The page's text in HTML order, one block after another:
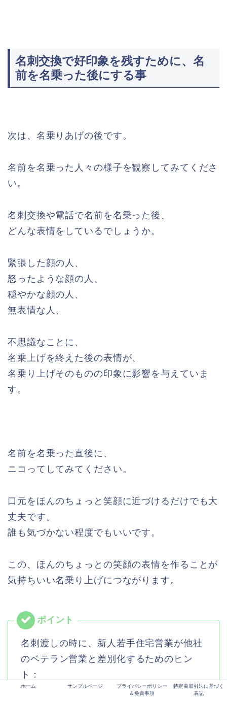
名刺交換で好印象を残すために、名
前を名乗った後にする事
次は、名乗りあげの後です。
名前を名乗った人々の様子を観察してみてくださ
い。
名刺交換や電話で名前を名乗った後、
どんな表情をしているでしょうか。
緊張した顔の人、
怒ったような顔の人、
穏やかな顔の人、
無表情な人、
不思議なことに、
名乗上げを終えた後の表情が、
名乗り上げそのものの印象に影響を与えていま
す。
名前を名乗った直後に、
ニコってしてみてください。
口元をほんのちょっと笑顔に近づけるだけでも大
丈夫です。
誰も気づかない程度でもいいです。
この、ほんのちょっとの笑顔の表情を作ることが
気持ちいい名乗り上げにつながります。
名刺渡しの時に、新人若手住宅営業が他社
のベテラン営業と差別化するためのヒン
ト：
ホーム サンプルページ
プライバシーポリシー
＆免責事項
特定商取引法に基づく
表記